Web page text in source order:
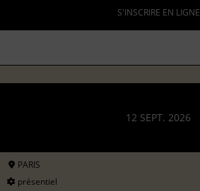
S'INSCRIRE EN LIGNE
12 SEPT. 2026
PARIS
présentiel